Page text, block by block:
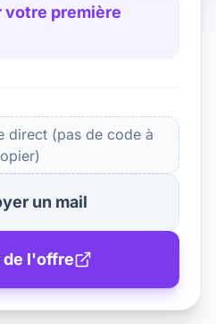
votre première
direct (pas de code à
un mail
l'offre